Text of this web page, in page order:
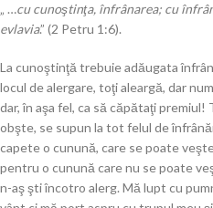
„ …cu cunoştinţa, înfrânarea; cu
evlavia.” (2 Petru 1:6).
La cunoştinţă trebuie adăugata
locul de alergare, toţi aleargă, dar
dar, în aşa fel, ca să căpătaţi
obşte, se supun la tot felul de
capete o cunună, care se poate
pentru o cunună care nu se poate
n-aş şti încotro alerg. Mă lupt cu